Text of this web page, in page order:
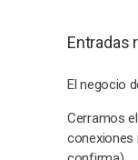
Entradas
El negocio
Cerramos
conexiones